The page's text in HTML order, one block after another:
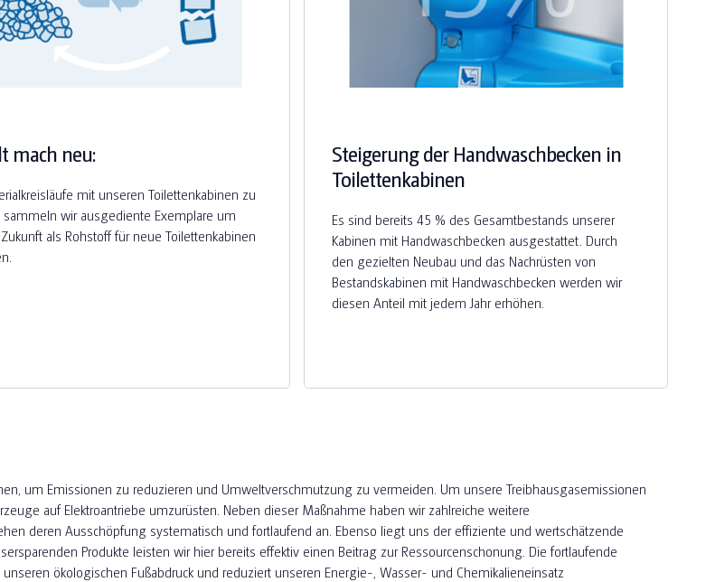
mach neu:
mit unseren Toilettenkabinen zu
sammeln wir ausgediente Exemplare um
als Rohstoff für neue Toilettenkabinen
Steigerung der Handwaschbecken in
Toilettenkabinen
Es sind bereits 45 % des Gesamtbestands unserer
Kabinen mit Handwaschbecken ausgestattet. Durch
den gezielten Neubau und das Nachrüsten von
Bestandskabinen mit Handwaschbecken werden wir
diesen Anteil mit jedem Jahr erhöhen.
um Emissionen zu reduzieren und Umweltverschmutzung zu vermeiden. Um unsere Treibhausgasemissionen
auf Elektroantriebe umzurüsten. Neben dieser Maßnahme haben wir zahlreiche weitere
deren Ausschöpfung systematisch und fortlaufend an. Ebenso liegt uns der effiziente und wertschätzende
Produkte leisten wir hier bereits effektiv einen Beitrag zur Ressourcenschonung. Die fortlaufende
ökologischen Fußabdruck und reduziert unseren Energie-, Wasser- und Chemikalieneinsatz